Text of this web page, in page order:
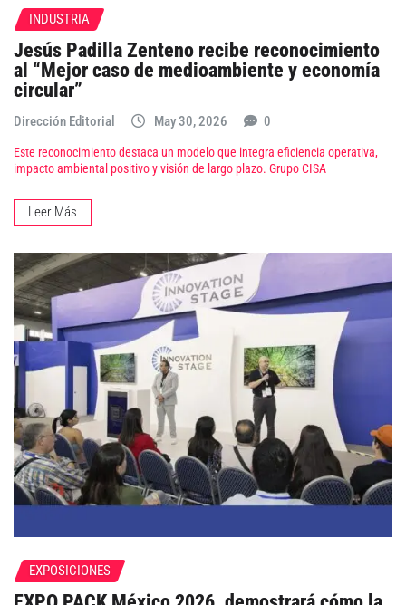
INDUSTRIA
Jesús Padilla Zenteno recibe reconocimiento
al “Mejor caso de medioambiente y economía
circular”
Dirección Editorial May 30, 2026 0
Este reconocimiento destaca un modelo que integra eficiencia operativa,
impacto ambiental positivo y visión de largo plazo. Grupo CISA
Leer Más
EXPOSICIONES